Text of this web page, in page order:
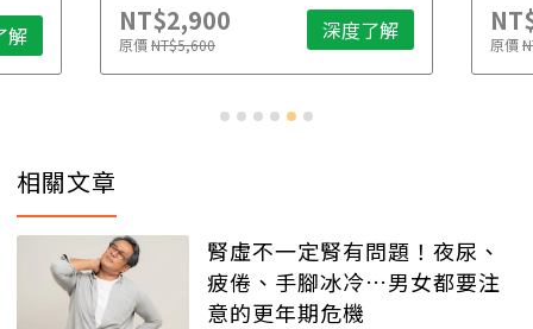
解 NT$2,900
原價NT$5,600 深度了解 原價
相關文章
腎虛不一定腎有問題！夜尿、
疲倦、手腳冰冷…男女都要注
意的更年期危機